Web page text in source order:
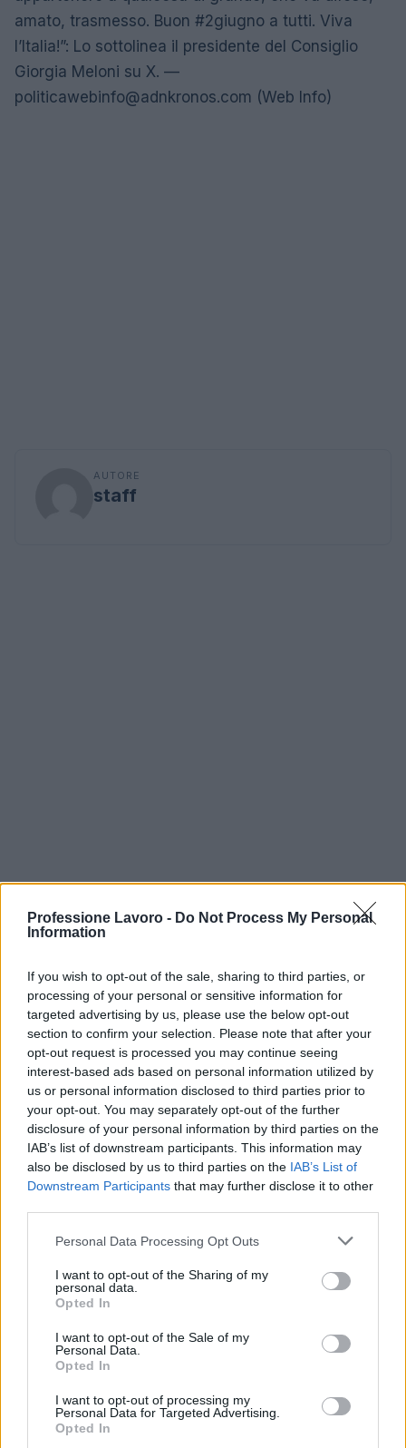
Professione Lavoro - Do Not Process My Personal
Information
If you wish to opt-out of the sale, sharing to third parties, or
processing of your personal or sensitive information for
targeted advertising by us, please use the below opt-out
section to confirm your selection. Please note that after your
opt-out request is processed you may continue seeing
interest-based ads based on personal information utilized by
us or personal information disclosed to third parties prior to
your opt-out. You may separately opt-out of the further
disclosure of your personal information by third parties on the
IAB’s list of downstream participants. This information may
also be disclosed by us to third parties on the IAB’s List of
Downstream Participants that may further disclose it to other
Please note that this website/app uses one or more Google
not limited to your visit or usage behaviour. You may click to
grant or deny consent to Google and its third-party tags to
use your data for below specified purposes in below Google
consent section.
Personal Data Processing Opt Outs
I want to opt-out of the Sharing of my
personal data.
Opted In
I want to opt-out of the Sale of my
Personal Data.
Opted In
I want to opt-out of processing my
Personal Data for Targeted Advertising.
Opted In
amato, trasmesso. Buon #2giugno a tutti. Viva
l’Italia!”: Lo sottolinea il presidente del Consiglio
Giorgia Meloni su X. —
politicawebinfo@adnkronos.com (Web Info)
AUTORE
staff
Continua a leggere
BREAKING NEWS
Cultura 2029
Susanna Riva · 5 Ago 2026
BREAKING NEWS